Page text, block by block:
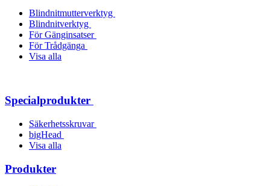
Blindnitmutterverktyg
Blindnitverktyg
För Gänginsatser
För Trådgänga
Visa alla
Specialprodukter
Säkerhetsskruvar
bigHead
Visa alla
Produkter